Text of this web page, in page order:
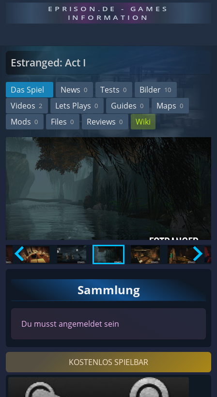
EPRISON.DE - GAMES
INFORMATION
Estranged: Act I
Das Spiel News 0 Tests 0 Bilder 10
Videos 2 Lets Plays 0 Guides 0 Maps 0
Mods 0 Files 0 Reviews 0 Wiki
Sammlung
Du musst angemeldet sein
KOSTENLOS SPIELBAR